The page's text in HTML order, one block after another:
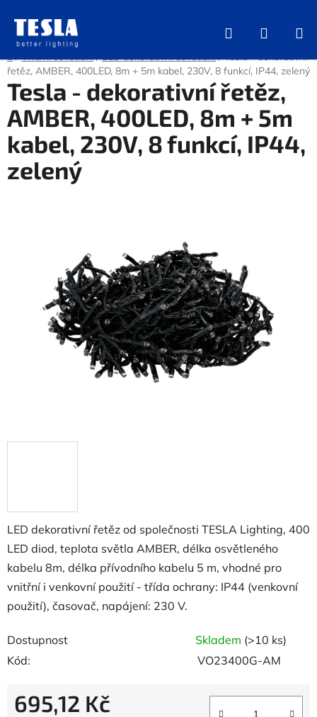
obsah
Hledat
KOŠÍK
/ Vnitřní osvětlení / LED dekorativní osvětlení / Tesla - dekorativní
řetěz, AMBER, 400LED, 8m + 5m kabel, 230V, 8 funkcí, IP44, zelený
LED dekorativní řetěz od společnosti TESLA Lighting, 400
LED diod, teplota světla AMBER, délka osvětleného
kabelu 8m, délka přívodního kabelu 5 m, vhodné pro
vnitřní i venkovní použití - třída ochrany: IP44 (venkovní
použití), časovač, napájení: 230 V.
Dostupnost Skladem (>10 ks)
Kód:
VO23400G-AM
695,12 Kč
Tesla - dekorativní řetěz,
AMBER, 400LED, 8m + 5m
kabel, 230V, 8 funkcí, IP44,
zelený